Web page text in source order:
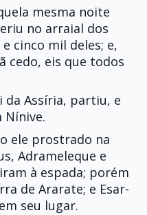
mesma noite
no arraial dos
cinco mil deles; e,
cedo, eis que todos
da Assíria, partiu, e
Nínive.
ele prostrado na
Adrameleque e
à espada; porém
de Ararate; e Esar-
seu lugar.